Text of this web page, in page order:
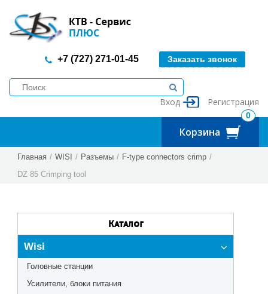
+7 (727) 271-01-45 Заказать звонок
Вход Регистрация
Корзина
0
Главная / WISI / Разъемы / F-type connectors crimp /
DZ 85 Crimping tool
Каталог
Wisi
Головные станции
Усилители, блоки питания